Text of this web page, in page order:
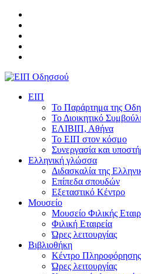
ΕΙΠ
Το Παράρτημα της
Το Διοικητικό
ΕΛΙΒΙΠ, Αθήνα
Το ΕΙΠ στον κόσμο
Συνεργασία και
Ελληνική γλώσσα
Διδασκαλία της
Επίπεδα σπουδών
Εξεταστικό Κέντρο
Μουσείο
Μουσείο Φιλικής
Φιλική Εταιρεία
Ώρες λειτουργίας
Βιβλιοθήκη
Κέντρο Πληροφόρησης
Ώρες λειτουργίας